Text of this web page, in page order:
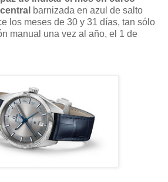
barnizada en azul de salto
los meses de 30 y 31 días, tan sólo
manual una vez al año, el 1 de